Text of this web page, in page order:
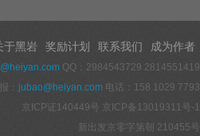
于黑岩 奖励计划 联系我们 成为作者
QQ：2984543729 2814551419
： jubao@heiyan.com 电话：158 1029 7793
京ICP证140449号 京ICP备13019311号-1
新出发京零字第朝 210455号